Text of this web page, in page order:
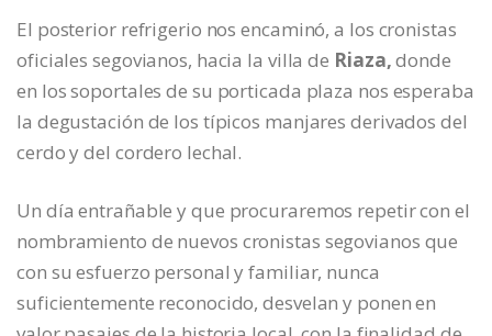
El posterior refrigerio nos encaminó, a los cronistas
oficiales segovianos, hacia la villa de Riaza,donde
en los soportales de su porticada plaza nos esperaba
la degustación de los típicos manjares derivados del
cerdo y del cordero lechal.
Un día entrañable y que procuraremos repetir con el
nombramiento de nuevos cronistas segovianos que
con su esfuerzo personal y familiar, nunca
suficientemente reconocido, desvelan y ponen en